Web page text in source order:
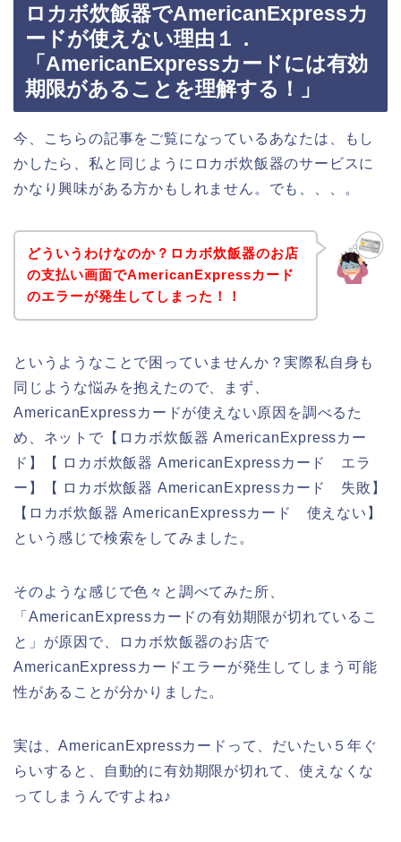
ロカボ炊飯器でAmericanExpressカ
ードが使えない理由１．
「AmericanExpressカードには有効
期限があることを理解する！」
今、こちらの記事をご覧になっているあなたは、もし
かしたら、私と同じようにロカボ炊飯器のサービスに
かなり興味がある方かもしれません。でも、、、。
どういうわけなのか？ロカボ炊飯器のお店
の支払い画面でAmericanExpressカード
のエラーが発生してしまった！！
というようなことで困っていませんか？実際私自身も
同じような悩みを抱えたので、まず、
AmericanExpressカードが使えない原因を調べるた
め、ネットで【ロカボ炊飯器 AmericanExpressカー
ド】【 ロカボ炊飯器 AmericanExpressカード エラ
ー】【 ロカボ炊飯器 AmericanExpressカード 失敗】
【ロカボ炊飯器 AmericanExpressカード 使えない】
という感じで検索をしてみました。
そのような感じで色々と調べてみた所、
「AmericanExpressカードの有効期限が切れているこ
と」が原因で、ロカボ炊飯器のお店で
AmericanExpressカードエラーが発生してしまう可能
性があることが分かりました。
実は、AmericanExpressカードって、だいたい５年ぐ
らいすると、自動的に有効期限が切れて、使えなくな
ってしまうんですよね♪